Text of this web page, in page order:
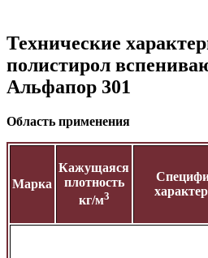
Технические
полистирол
Альфапор 301
Область применения
Марка
Кажущаяся
плотность
кг/м3